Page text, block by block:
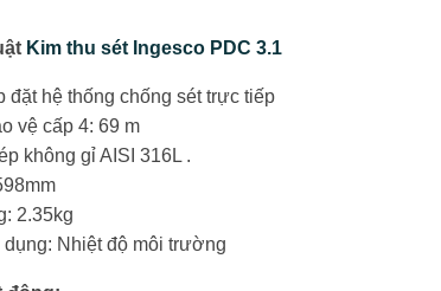
Kim thu sét Ingesco PDC 3.1
đặt hệ thống chống sét trực tiếp
vệ cấp 4: 69 m
không gỉ AISI 316L .
2.35kg
dụng: Nhiệt độ môi trường